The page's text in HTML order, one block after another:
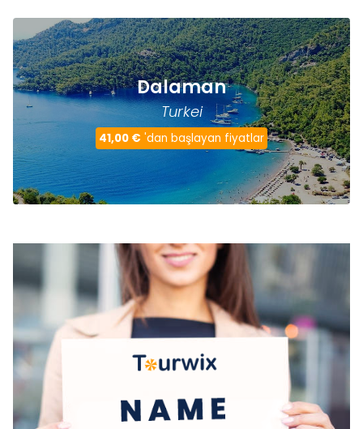
Dalaman
Turkei
41,00 € 'dan başlayan fiyatlar